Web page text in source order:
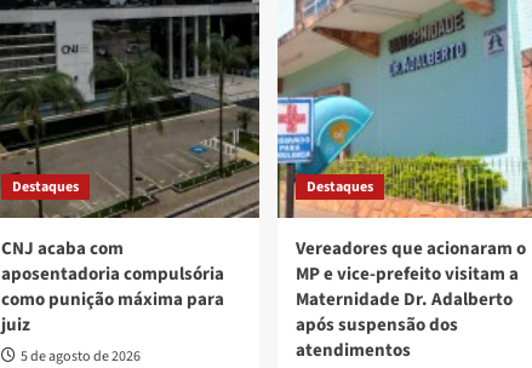
Destaques
CNJ acaba com
aposentadoria compulsória
como punição máxima para
juiz
5 de agosto de 2026
Destaques
Vereadores que acionaram o
MP e vice-prefeito visitam a
Maternidade Dr. Adalberto
após suspensão dos
atendimentos